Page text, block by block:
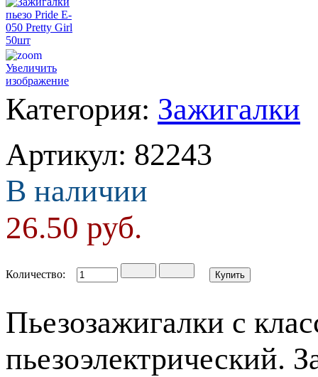
Увеличить
изображение
Категория: Зажигалки
Артикул: 82243
В наличии
26.50 руб.
Количество:
Пьезозажигалки с
пьезоэлектрический.